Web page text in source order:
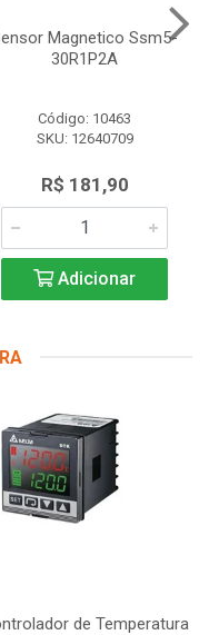
Magnetico Ssm5-
30R1P2A
Código: 10463
SKU: 12640709
R$ 181,90
Adicionar
de Temperatura